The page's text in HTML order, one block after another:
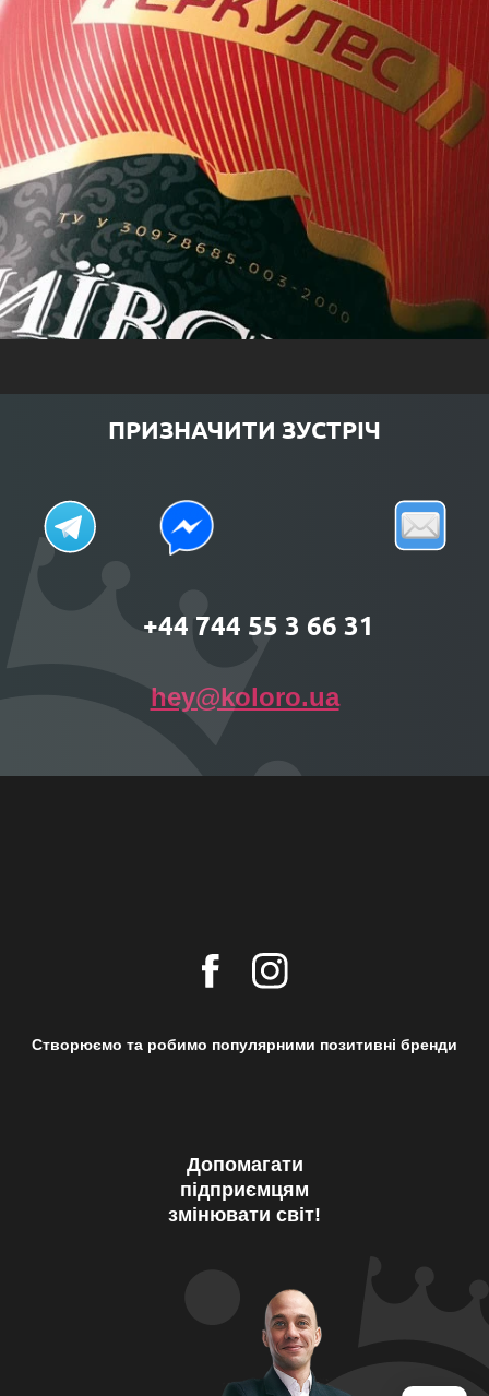
ПРИЗНАЧИТИ ЗУСТРІЧ
+44 744 55 3 66 31
hey@koloro.ua
Створюємо та робимо популярними позитивні бренди
Допомагати
підприємцям
змінювати світ!